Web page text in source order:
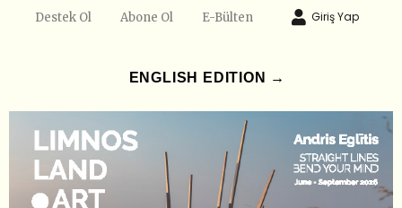
Destek Ol Abone Ol E-Bülten Giriş Yap
ENGLISH EDITION →